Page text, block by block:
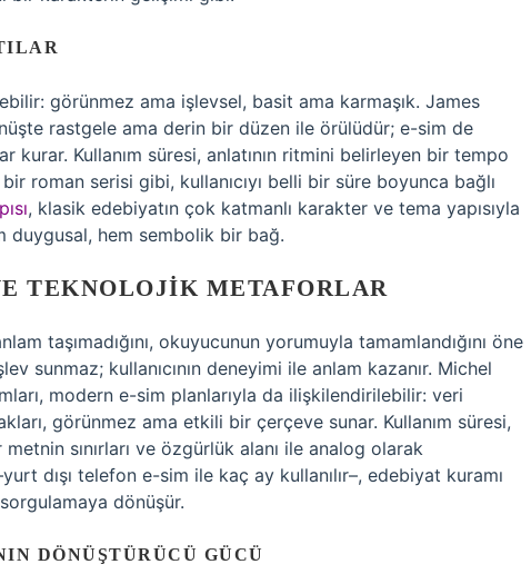
görünmez ama işlevsel, basit ama karmaşık. James
rastgele ama derin bir düzen ile örülüdür; e-sim de
kurar. Kullanım süresi, anlatının ritmini belirleyen bir tempo
roman serisi gibi, kullanıcıyı belli bir süre boyunca bağlı
, klasik edebiyatın çok katmanlı karakter ve tema yapısıyla
duygusal, hem sembolik bir bağ.
TEKNOLOJIK METAFORLAR
taşımadığını, okuyucunun yorumuyla tamamlandığını öne
sunmaz; kullanıcının deneyimi ile anlam kazanır. Michel
modern e-sim planlarıyla da ilişkilendirilebilir: veri
görünmez ama etkili bir çerçeve sunar. Kullanım süresi,
sınırları ve özgürlük alanı ile analog olarak
dışı telefon e-sim ile kaç ay kullanılır–, edebiyat kuramı
dönüşür.
DÖNÜŞTÜRÜCÜ GÜCÜ